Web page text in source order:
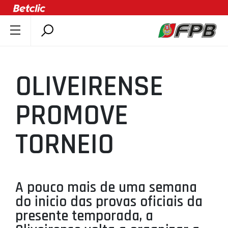
ÚLTIMAS
COMPETIÇÕES
ASSOCIAÇÕES
CLUBES
AGENTES
SELEÇÕES
MINIBASQUETE
OLIVEIRENSE
PROMOVE
TORNEIO
A pouco mais de uma semana
do inicio das provas oficiais da
presente temporada, a